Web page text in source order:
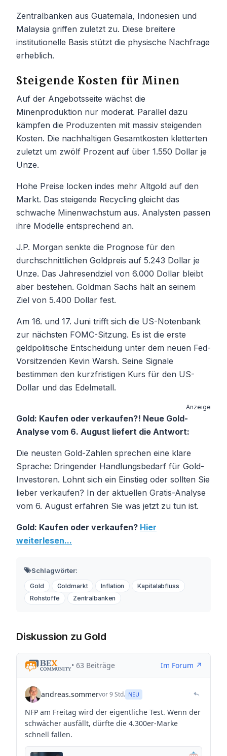
Zentralbanken aus Guatemala, Indonesien und
Malaysia griffen zuletzt zu. Diese breitere
institutionelle Basis stützt die physische Nachfrage
erheblich.
Steigende Kosten für Minen
Auf der Angebotsseite wächst die
Minenproduktion nur moderat. Parallel dazu
kämpfen die Produzenten mit massiv steigenden
Kosten. Die nachhaltigen Gesamtkosten kletterten
zuletzt um zwölf Prozent auf über 1.550 Dollar je
Unze.
Hohe Preise locken indes mehr Altgold auf den
Markt. Das steigende Recycling gleicht das
schwache Minenwachstum aus. Analysten passen
ihre Modelle entsprechend an.
J.P. Morgan senkte die Prognose für den
durchschnittlichen Goldpreis auf 5.243 Dollar je
Unze. Das Jahresendziel von 6.000 Dollar bleibt
aber bestehen. Goldman Sachs hält an seinem
Ziel von 5.400 Dollar fest.
Am 16. und 17. Juni trifft sich die US-Notenbank
zur nächsten FOMC-Sitzung. Es ist die erste
geldpolitische Entscheidung unter dem neuen Fed-
Vorsitzenden Kevin Warsh. Seine Signale
bestimmen den kurzfristigen Kurs für den US-
Dollar und das Edelmetall.
Anzeige
Gold: Kaufen oder verkaufen?! Neue Gold-
Analyse vom 6. August liefert die Antwort:
Die neusten Gold-Zahlen sprechen eine klare
Sprache: Dringender Handlungsbedarf für Gold-
Investoren. Lohnt sich ein Einstieg oder sollten Sie
lieber verkaufen? In der aktuellen Gratis-Analyse
vom 6. August erfahren Sie was jetzt zu tun ist.
Gold: Kaufen oder verkaufen? Hier
weiterlesen...
Schlagwörter:
Gold Goldmarkt Inflation
Kapitalabfluss
Rohstoffe
Zentralbanken
Diskussion zu Gold